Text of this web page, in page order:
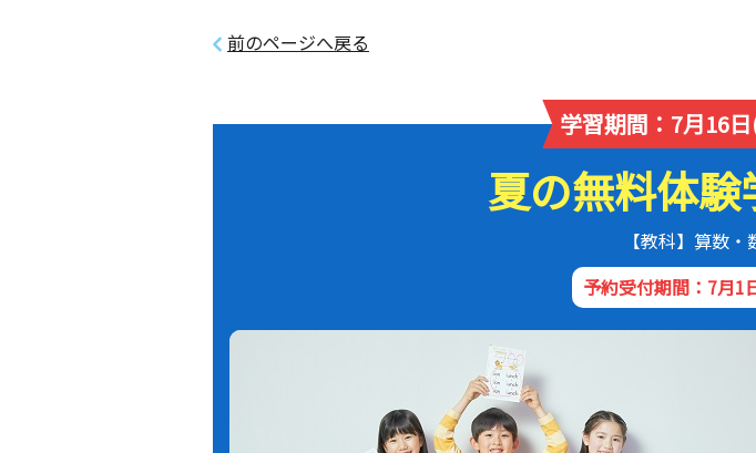
前のページへ戻る
学習期間：7月16
夏の無料体験
【教科】算数
予約受付期間：7月1